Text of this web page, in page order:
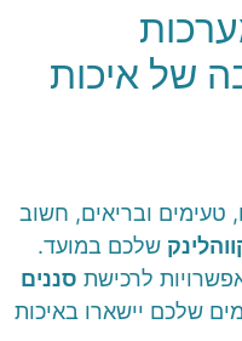
של איכות
טעימים ובריאים, חשוב
שלכם במועד.
לרכישת סננים
שלכם יישארו באיכות